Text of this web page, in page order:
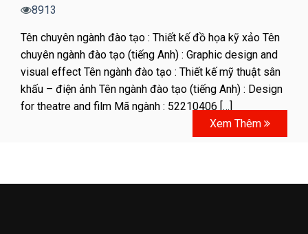
8913
Tên chuyên ngành đào tạo : Thiết kế đồ họa kỹ xảo Tên
chuyên ngành đào tạo (tiếng Anh) : Graphic design and
visual effect Tên ngành đào tạo : Thiết kế mỹ thuật sân
khấu – điện ảnh Tên ngành đào tạo (tiếng Anh) : Design
for theatre and film Mã ngành : 52210406 […]
Xem Thêm